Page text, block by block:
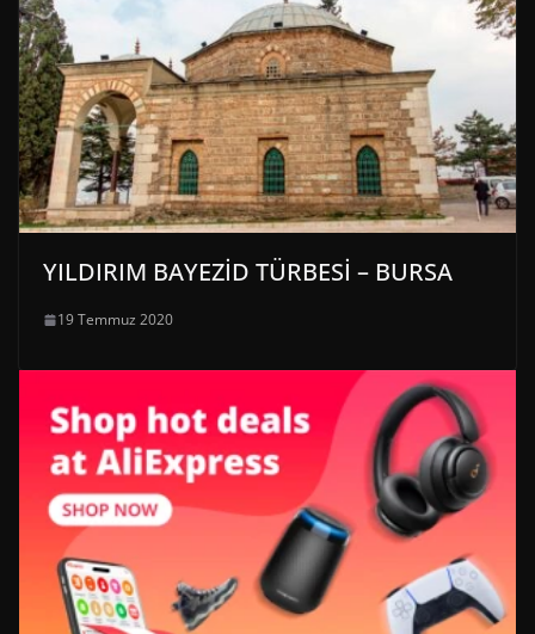
YILDIRIM BAYEZİD TÜRBESİ – BURSA
19 Temmuz 2020